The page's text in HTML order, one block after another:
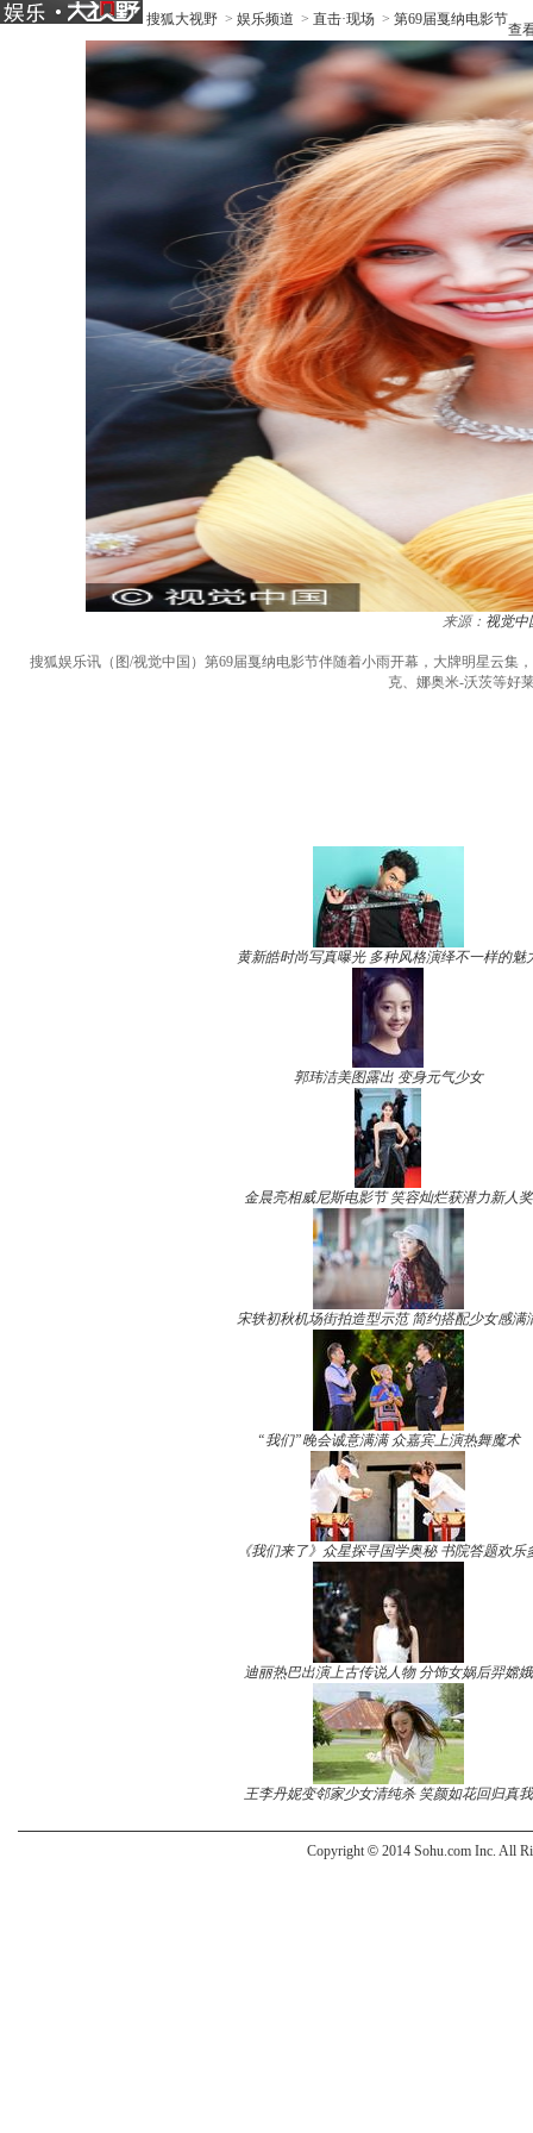
搜狐大视野 > 娱乐频道 > 直击·现场 > 第69届戛纳电影节
查
来源： 视觉中
搜狐娱乐讯（图/视觉中国）第69届戛纳电影节伴随着小雨开幕，大牌明星云
克、娜奥米-沃茨等好
黄新皓时尚写真曝光 多种风格演绎不一样的魅
郭玮洁美图露出 变身元气少女
金晨亮相威尼斯电影节 笑容灿烂获潜力新人奖
宋轶初秋机场街拍造型示范 简约搭配少女感满
“我们”晚会诚意满满 众嘉宾上演热舞魔术
《我们来了》众星探寻国学奥秘 书院答题欢乐
迪丽热巴出演上古传说人物 分饰女娲后羿嫦娥
王李丹妮变邻家少女清纯杀 笑颜如花回归真我
Copyright © 2014 Sohu.com Inc. All